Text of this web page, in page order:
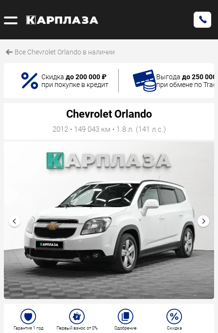
Все Chevrolet Orlando в наличии
Скидка до 200 000 ₽
при покупке в кредит
Выгода до 250
при обмене по
Гарантия 1 год Первый взнос от 0%
Одобрение
Скидка
Chevrolet Orlando
2012 · 149 043 км · 1.8 л. (141 л.с.)